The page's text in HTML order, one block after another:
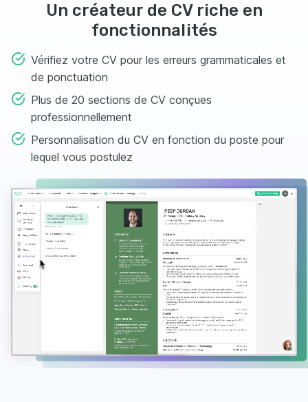
Un créateur de CV riche en
fonctionnalités
Vérifiez votre CV pour les erreurs grammaticales et
de ponctuation
Plus de 20 sections de CV conçues
professionnellement
Personnalisation du CV en fonction du poste pour
lequel vous postulez